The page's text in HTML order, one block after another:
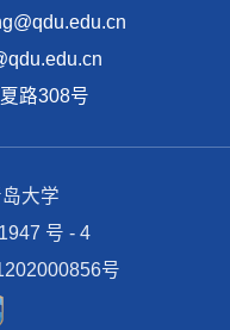
路308号
大学
号 - 4
号